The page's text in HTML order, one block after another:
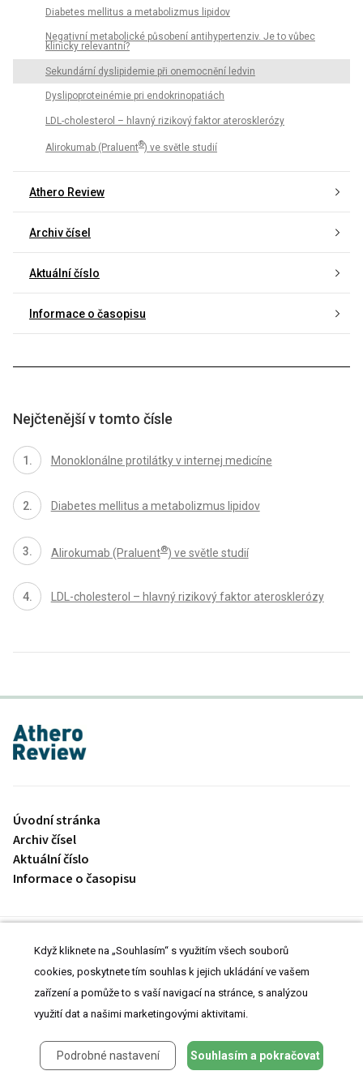
Diabetes mellitus a metabolizmus lipidov
Negativní metabolické působení antihypertenziv. Je to vůbec
klinicky relevantní?
Sekundární dyslipidemie při onemocnění ledvin
Dyslipoproteinémie pri endokrinopatiách
LDL-cholesterol – hlavný rizikový faktor aterosklerózy
Alirokumab (Praluent®) ve světle studií
Athero Review
Archiv čísel
Aktuální číslo
Informace o časopisu
Nejčtenější v tomto čísle
Monoklonálne protilátky v internej medicíne
Diabetes mellitus a metabolizmus lipidov
Alirokumab (Praluent®) ve světle studií
LDL-cholesterol – hlavný rizikový faktor aterosklerózy
proLékaře.cz
Úvodní stránka
Archiv čísel
Aktuální číslo
Informace o časopisu
Úvodní stránka
Archiv čísel
Aktuální číslo
Informace o časopisu
Prohlášení o cookies
Když kliknete na „Souhlasím“ s využitím všech souborů
cookies, poskytnete tím souhlas k jejich ukládání ve vašem
zařízení a pomůže to s vaší navigací na stránce, s analýzou
využití dat a našimi marketingovými aktivitami.
Podrobné nastavení Souhlasím a pokračovat